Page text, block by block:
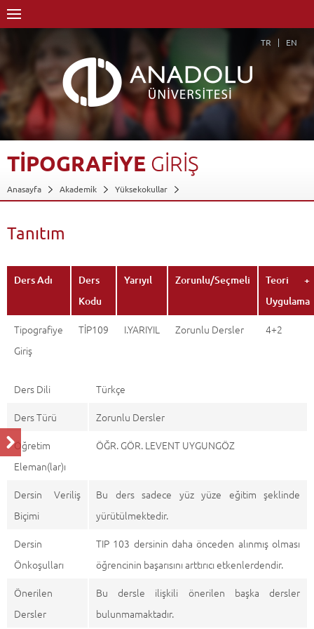
TR EN
TİPOGRAFİYE GİRİŞ
Anasayfa Akademik
Yüksekokullar
Grafik Sanatlar Programı
Tanıtım
Ders Adı
Ders
Kodu
Yarıyıl Zorunlu/Seçmeli
Teori +
Uygulama
Tipografiye
Giriş
TİP109 I.YARIYIL Zorunlu Dersler 4+2
Ders Dili
Türkçe
Ders Türü
Zorunlu Dersler
Öğretim
Eleman(lar)ı
ÖĞR. GÖR. LEVENT UYGUNGÖZ
Dersin Veriliş
Biçimi
Bu ders sadece yüz yüze eğitim şeklinde
yürütülmektedir.
Dersin
Önkoşulları
TIP 103 dersinin daha önceden alınmış olması
öğrencinin başarısını arttırıcı etkenlerdendir.
Önerilen
Dersler
Bu dersle ilişkili önerilen başka dersler
bulunmamaktadır.